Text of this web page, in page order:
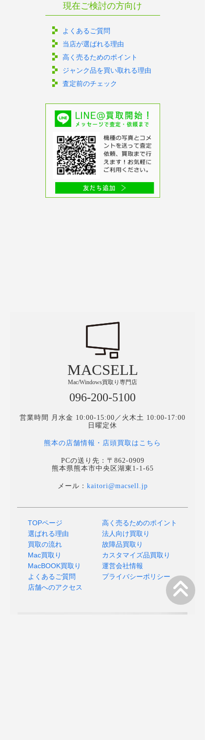
現在ご検討の方向け
よくあるご質問
当店が選ばれる理由
高く売るためのポイント
ジャンク品を買い取れる理由
査定前のチェック
MACSELL
Mac/Windows買取り専門店
096-200-5100
営業時間 月水金 10:00-15:00／火木土 10:00-17:00
日曜定休
熊本の店舗情報・店頭買取はこちら
PCの送り先：〒862-0909
熊本県熊本市中央区湖東1-1-65
メール： kaitori@macsell.jp
TOPページ
選ばれる理由
買取の流れ
Mac買取り
MacBOOK買取り
よくあるご質問
店舗へのアクセス
高く売るためのポイント
法人向け買取り
故障品買取り
カスタマイズ品買取り
運営会社情報
プライバシーポリシー